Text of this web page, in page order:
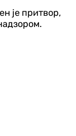
је притвор,